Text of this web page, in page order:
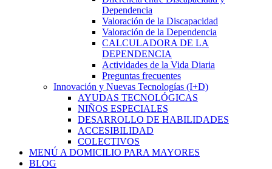
Dependencia
Valoración de la Discapacidad
Valoración de la Dependencia
CALCULADORA DE LA
DEPENDENCIA
Actividades de la Vida Diaria
Preguntas frecuentes
Innovación y Nuevas Tecnologías (I+D)
AYUDAS TECNOLÓGICAS
NIÑOS ESPECIALES
DESARROLLO DE HABILIDADES
ACCESIBILIDAD
COLECTIVOS
MENÚ A DOMICILIO PARA MAYORES
BLOG